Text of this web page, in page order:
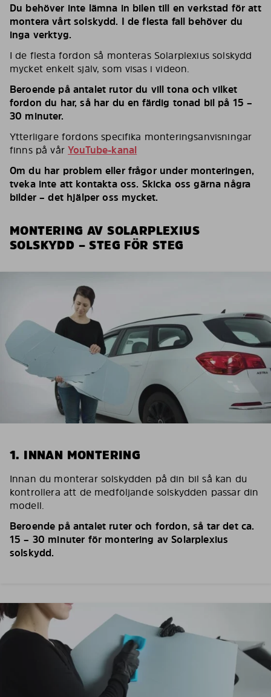
Du behöver inte lämna in bilen till en verkstad för att
montera vårt solskydd. I de flesta fall behöver du
inga verktyg.
I de flesta fordon så monteras Solarplexius solskydd
mycket enkelt själv, som visas i videon.
Beroende på antalet rutor du vill tona och vilket
fordon du har, så har du en färdig tonad bil på 15 –
30 minuter.
Ytterligare fordons specifika monteringsanvisningar
finns på vårYouTube-kanal
Om du har problem eller frågor under monteringen,
tveka inte att kontakta oss. Skicka oss gärna några
bilder – det hjälper oss mycket.
MONTERING AV SOLARPLEXIUS
SOLSKYDD – STEG FÖR STEG
1. INNAN MONTERING
Innan du monterar solskydden på din bil så kan du
kontrollera att de medföljande solskydden passar din
modell.
Beroende på antalet ruter och fordon, så tar det ca.
15 – 30 minuter för montering av Solarplexius
solskydd.